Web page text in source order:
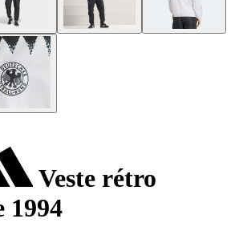
Veste rétro
1994